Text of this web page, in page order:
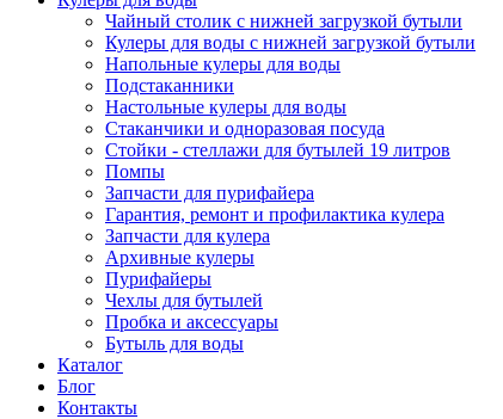
Чайный столик с нижней загрузкой бутыли
Кулеры для воды с нижней загрузкой бутыли
Напольные кулеры для воды
Подстаканники
Настольные кулеры для воды
Стаканчики и одноразовая посуда
Стойки - стеллажи для бутылей 19 литров
Помпы
Запчасти для пурифайера
Гарантия, ремонт и профилактика кулера
Запчасти для кулера
Архивные кулеры
Пурифайеры
Чехлы для бутылей
Пробка и аксессуары
Бутыль для воды
Каталог
Блог
Контакты